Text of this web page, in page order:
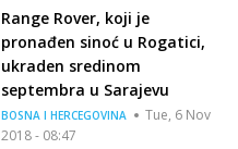
Range Rover, koji je
pronađen sinoć u Rogatici,
ukraden sredinom
septembra u Sarajevu
BOSNA I HERCEGOVINA
Tue, 6 Nov
2018 - 08:47